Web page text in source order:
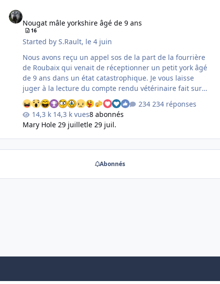
Nougat mâle yorkshire âgé de 9 ans
16
Started byS.Rault, le 4 juin
Nous avons reçu un appel sos de la part de la fourrière
de Roubaix qui venait de réceptionner un petit york âgé
de 9 ans dans un état catastrophique. Je vous laisse
juger à la lecture du compte rendu vétérinaire fait sur
ce chien qui s'appelle Nougat. Nougat : Entré en
fourrière déjà identifié. Il a 9 ans. Arrivé maigre : 2.200
kg et en très mauvais état : Bourres de poils et pulicose
sévère. Dents : Reste juste une prémolaire. Souffle
cardiaque. Démarche au pas de l'oie avec
hyperextension des antérieurs + déficit proprioceptif.
Possibles signes neuro ? Probable arthrose du bassin.
entre les yeux; Nous lui …
234 réponses
14,3 k vues8 abonnés
Mary Hole 29 juilletle 29 juil.
Abonnés